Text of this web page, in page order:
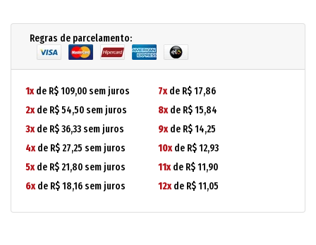
Regras de parcelamento:
1xde R$ 109,00 sem juros
2xde R$ 54,50 sem juros
3xde R$ 36,33 sem juros
4xde R$ 27,25 sem juros
5xde R$ 21,80 sem juros
6xde R$ 18,16 sem juros
7xde R$ 17,86
8xde R$ 15,84
9xde R$ 14,25
10xde R$ 12,93
11xde R$ 11,90
12xde R$ 11,05